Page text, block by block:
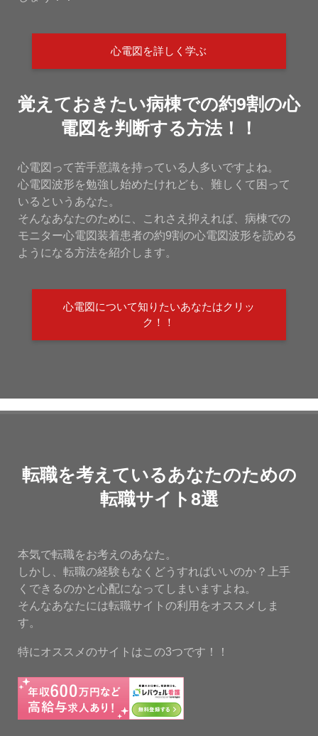
心電図を詳しく学ぶ
覚えておきたい病棟での約9割の心
電図を判断する方法！！
心電図って苦手意識を持っている人多いですよね。
心電図波形を勉強し始めたけれども、難しくて困って
いるというあなた。
そんなあなたのために、これさえ抑えれば、病棟での
モニター心電図装着患者の約9割の心電図波形を読める
ようになる方法を紹介します。
心電図について知りたいあなたはクリッ
ク！！
転職を考えているあなたのための
転職サイト8選
本気で転職をお考えのあなた。
しかし、転職の経験もなくどうすればいいのか？上手
くできるのかと心配になってしまいますよね。
そんなあなたには転職サイトの利用をオススメしま
す。
特にオススメのサイトはこの3つです！！